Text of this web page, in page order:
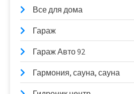
Все для дома
Гараж
Гараж Авто 92
Гармония, сауна, сауна